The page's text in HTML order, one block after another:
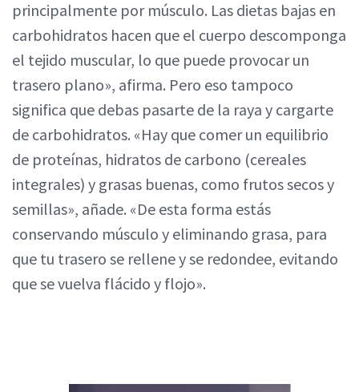
principalmente por músculo. Las dietas bajas en
carbohidratos hacen que el cuerpo descomponga
el tejido muscular, lo que puede provocar un
trasero plano», afirma. Pero eso tampoco
significa que debas pasarte de la raya y cargarte
de carbohidratos. «Hay que comer un equilibrio
de proteínas, hidratos de carbono (cereales
integrales) y grasas buenas, como frutos secos y
semillas», añade. «De esta forma estás
conservando músculo y eliminando grasa, para
que tu trasero se rellene y se redondee, evitando
que se vuelva flácido y flojo».